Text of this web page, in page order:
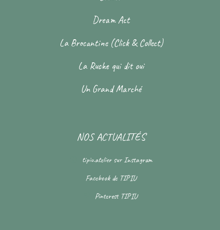
Dream Act
La Brocantine (Click & Collect)
La Ruche qui dit oui
Un Grand Marché
NOS ACTUALITÉS
tipiu.atelier sur Instagram
Facebook de TIPIU
Pinterest TIPIU